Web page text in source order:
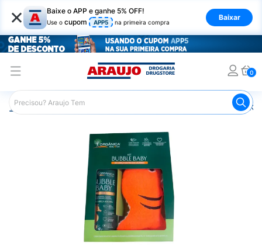
× Baixe o APP e ganhe 5% OFF!
Use o cupom APP5 na primeira compra
Baixar
0
Araujo Infantil Sabonete Infantil Kit